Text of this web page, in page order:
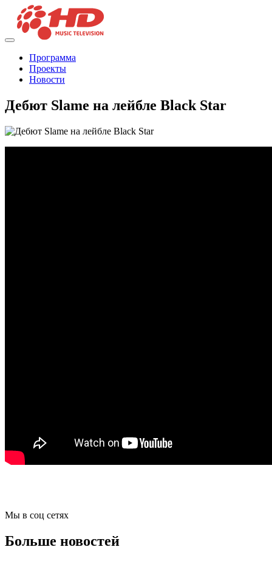
Программа
Проекты
Новости
Дебют Slame на лейбле Black Star
Мы в соц сетях
Больше новостей